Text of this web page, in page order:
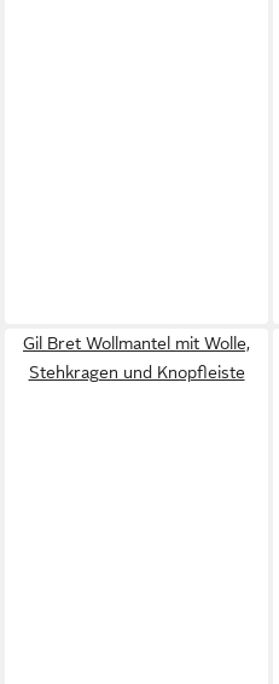
Gil Bret Wollmantel mit Wolle,
Stehkragen und Knopfleiste